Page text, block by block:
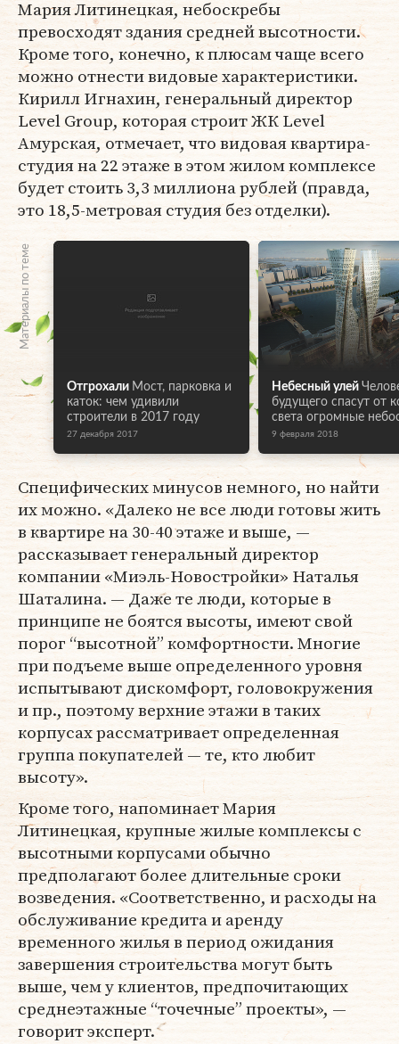
Мария Литинецкая, небоскребы
превосходят здания средней высотности.
Кроме того, конечно, к плюсам чаще всего
можно отнести видовые характеристики.
Кирилл Игнахин, генеральный директор
Level Group, которая строит ЖК Level
Амурская, отмечает, что видовая квартира-
студия на 22 этаже в этом жилом комплексе
будет стоить 3,3 миллиона рублей (правда,
это 18,5-метровая студия без отделки).
Материалы по теме
Отгрохали Мост, парковка и
каток: чем удивили
строители в 2017 году
27 декабря 2017
Небесный улей
будущего спасут от
света огромные
9 февраля 2018
Специфических минусов немного, но найти
их можно. «Далеко не все люди готовы жить
в квартире на 30-40 этаже и выше, —
рассказывает генеральный директор
компании «Миэль-Новостройки» Наталья
Шаталина. — Даже те люди, которые в
принципе не боятся высоты, имеют свой
порог “высотной” комфортности. Многие
при подъеме выше определенного уровня
испытывают дискомфорт, головокружения
и пр., поэтому верхние этажи в таких
корпусах рассматривает определенная
группа покупателей — те, кто любит
высоту».
Кроме того, напоминает Мария
Литинецкая, крупные жилые комплексы с
высотными корпусами обычно
предполагают более длительные сроки
возведения. «Соответственно, и расходы на
обслуживание кредита и аренду
временного жилья в период ожидания
завершения строительства могут быть
выше, чем у клиентов, предпочитающих
среднеэтажные “точечные” проекты», —
говорит эксперт.